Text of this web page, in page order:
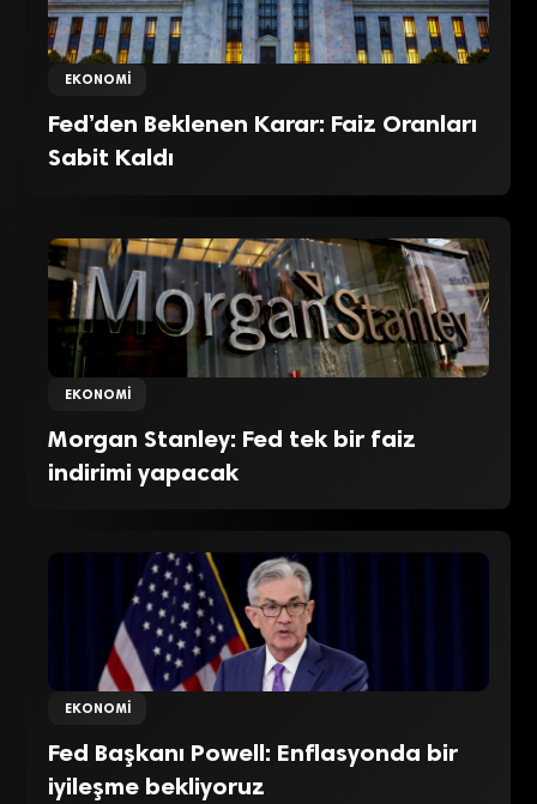
EKONOMI
Fed’den Beklenen Karar: Faiz Oranları
Sabit Kaldı
EKONOMI
Morgan Stanley: Fed tek bir faiz
indirimi yapacak
EKONOMI
Fed Başkanı Powell: Enflasyonda bir
iyileşme bekliyoruz